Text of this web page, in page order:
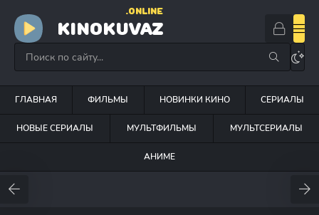
KINOKUVAZ
.ONLINE
ГЛАВНАЯ ФИЛЬМЫ НОВИНКИ КИНО СЕРИАЛЫ
НОВЫЕ СЕРИАЛЫ МУЛЬТФИЛЬМЫ МУЛЬТСЕРИАЛЫ
АНИМЕ